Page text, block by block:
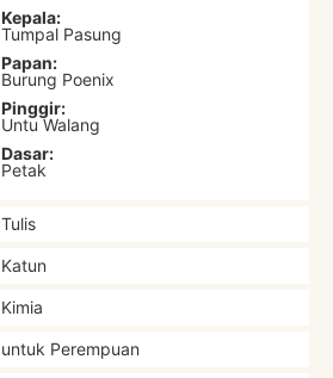
Kepala:
Tumpal Pasung
Papan:
Burung Poenix
Pinggir:
Untu Walang
Dasar:
Petak
Tulis
Katun
Kimia
untuk Perempuan